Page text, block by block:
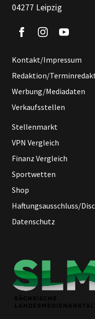
04277 Leipzig
Kontakt/Impressum
Redaktion/
Werbung/Mediadaten
Verkaufsstellen
Stellenmarkt
VPN Vergleich
Finanz Vergleich
Sportwetten
Shop
Haftungsausschluss/
Datenschutz